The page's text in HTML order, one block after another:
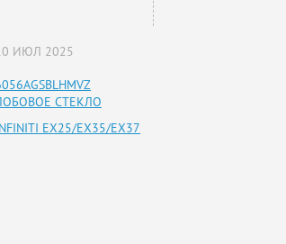
ИЮЛ 2025
СТЕКЛО
EX25/EX35/EX37